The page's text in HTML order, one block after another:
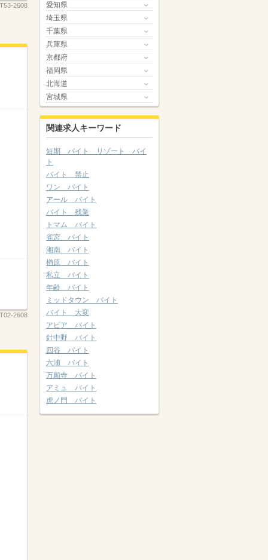
2608
2608
愛知県
埼玉県
千葉県
兵庫県
京都府
福岡県
北海道
宮城県
関連求人キーワード
短期 バイト リゾート バイ
ト
バイト 禁止
ワン バイト
アール バイト
バイト 残業
トマム バイト
雀宮 バイト
湘南 バイト
楢原 バイト
私立 バイト
年齢 バイト
ミッドタウン バイト
バイト 大変
アピア バイト
針中野 バイト
四谷 バイト
六浦 バイト
万願寺 バイト
アミュ バイト
虎ノ門 バイト